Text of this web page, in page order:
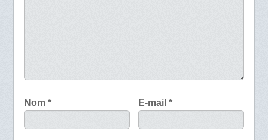
Nom * E-mail*